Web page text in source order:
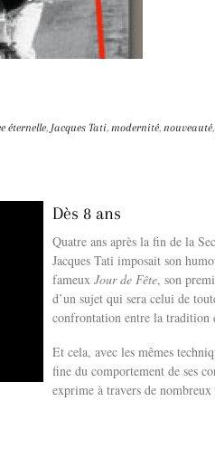
éternelle, Jacques Tati, modernité, nouveauté,
Dès 8 ans
Quatre ans après la fin de la
Jacques Tati imposait son
fameux Jour de Fête, son
d’un sujet qui sera celui de
confrontation entre la tradition
Et cela, avec les mêmes
fine du comportement de ses
exprime à travers de nombreux